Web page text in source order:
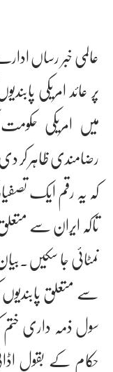
عالمی خبر رساں
پر عائد امریکی
رضامندی ظاہر کر
کہ یہ رقم ایک
تاکہ ایران سے
نمٹائی جا
سول ذمہ داری